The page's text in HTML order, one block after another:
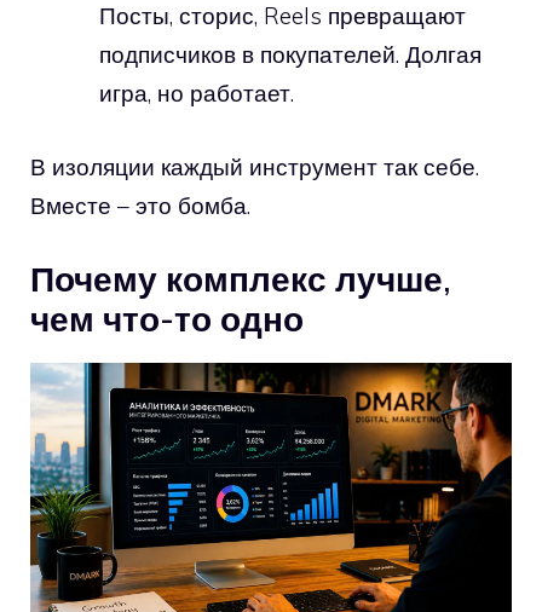
Посты, сторис, Reels превращают
подписчиков в покупателей. Долгая
игра, но работает.
В изоляции каждый инструмент так себе.
Вместе – это бомба.
Почему комплекс лучше,
чем что-то одно